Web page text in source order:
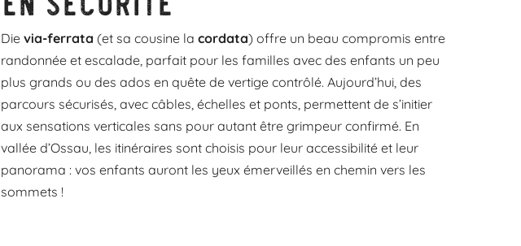
Die via-ferrata (et sa cousine la cordata) offre un beau compromis entre
randonnée et escalade, parfait pour les familles avec des enfants un peu
plus grands ou des ados en quête de vertige contrôlé. Aujourd’hui, des
parcours sécurisés, avec câbles, échelles et ponts, permettent de s’initier
aux sensations verticales sans pour autant être grimpeur confirmé. En
vallée d’Ossau, les itinéraires sont choisis pour leur accessibilité et leur
panorama : vos enfants auront les yeux émerveillés en chemin vers les
sommets !